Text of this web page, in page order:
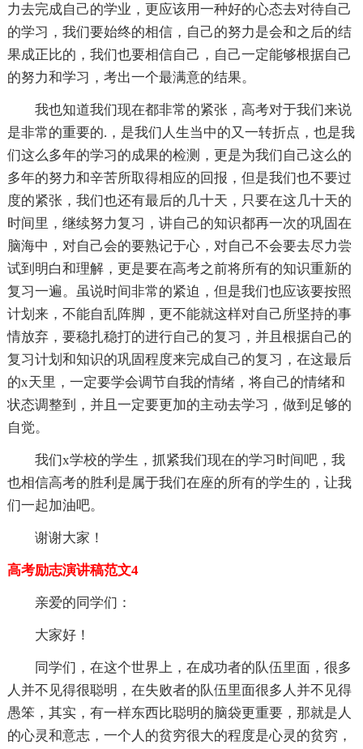
力去完成自己的学业，更应该用一种好的心态去对待自己
的学习，我们要始终的相信，自己的努力是会和之后的结
果成正比的，我们也要相信自己，自己一定能够根据自己
的努力和学习，考出一个最满意的结果。
我也知道我们现在都非常的紧张，高考对于我们来说
是非常的重要的.，是我们人生当中的又一转折点，也是我
们这么多年的学习的成果的检测，更是为我们自己这么的
多年的努力和辛苦所取得相应的回报，但是我们也不要过
度的紧张，我们也还有最后的几十天，只要在这几十天的
时间里，继续努力复习，讲自己的知识都再一次的巩固在
脑海中，对自己会的要熟记于心，对自己不会要去尽力尝
试到明白和理解，更是要在高考之前将所有的知识重新的
复习一遍。虽说时间非常的紧迫，但是我们也应该要按照
计划来，不能自乱阵脚，更不能就这样对自己所坚持的事
情放弃，要稳扎稳打的进行自己的复习，并且根据自己的
复习计划和知识的巩固程度来完成自己的复习，在这最后
的x天里，一定要学会调节自我的情绪，将自己的情绪和
状态调整到，并且一定要更加的主动去学习，做到足够的
自觉。
我们x学校的学生，抓紧我们现在的学习时间吧，我
也相信高考的胜利是属于我们在座的所有的学生的，让我
们一起加油吧。
谢谢大家！
高考励志演讲稿范文4
亲爱的同学们：
大家好！
同学们，在这个世界上，在成功者的队伍里面，很多
人并不见得很聪明，在失败者的队伍里面很多人并不见得
愚笨，其实，有一样东西比聪明的脑袋更重要，那就是人
的心灵和意志，一个人的贫穷很大的程度是心灵的贫穷，